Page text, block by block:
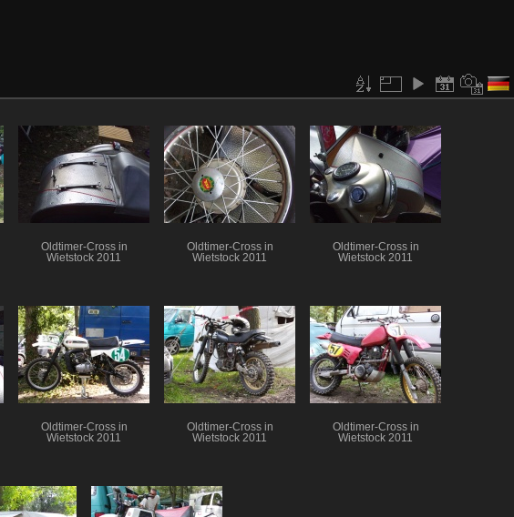
Oldtimer-Cross in
Wietstock 2011
Oldtimer-Cross in
Wietstock 2011
Oldtimer-Cross in
Wietstock 2011
Oldtimer-Cross in
Wietstock 2011
Oldtimer-Cross in
Wietstock 2011
Oldtimer-Cross in
Wietstock 2011